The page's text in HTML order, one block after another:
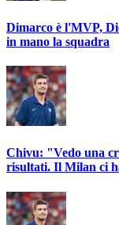
Dimarco è l'MVP,
in mano la squadra
Chivu: "Vedo una
risultati. Il Milan ci